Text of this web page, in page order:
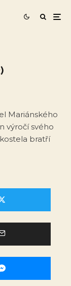
Mariánského
výročí svého
bratří